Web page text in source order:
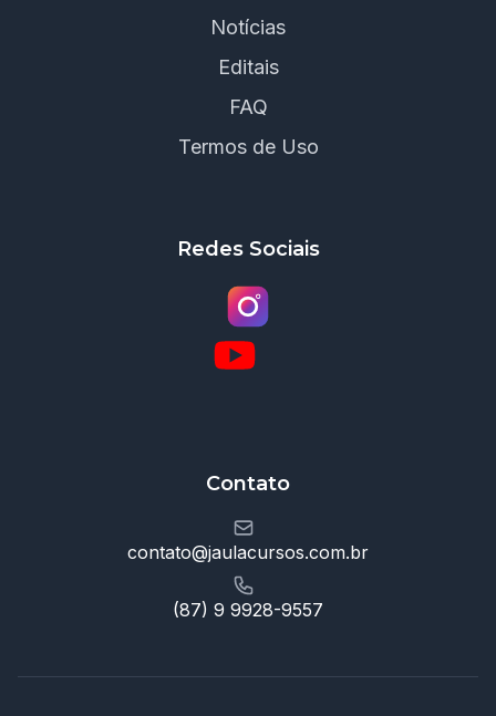
Notícias
Editais
FAQ
Termos de Uso
Redes Sociais
Contato
contato@jaulacursos.com.br
(87) 9 9928-9557